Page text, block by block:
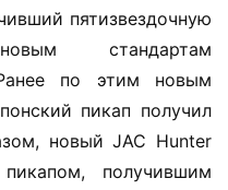
пятизвездочную
стандартам
по этим новым
пикап получил
новый JAC Hunter
получившим